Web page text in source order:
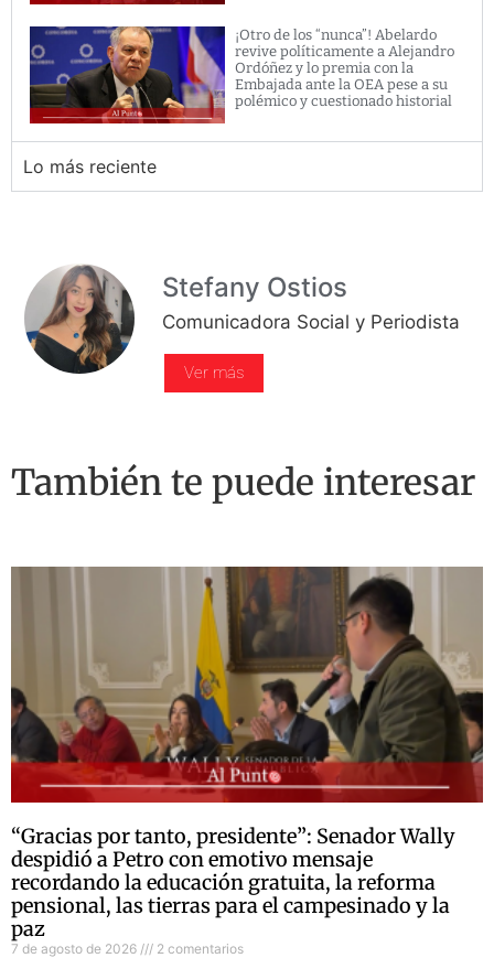
¡Otro de los “nunca”! Abelardo
revive políticamente a Alejandro
Ordóñez y lo premia con la
Embajada ante la OEA pese a su
polémico y cuestionado historial
Lo más reciente
Stefany Ostios
Comunicadora Social y Periodista
Ver más
También te puede interesar
“Gracias por tanto, presidente”: Senador Wally
despidió a Petro con emotivo mensaje
recordando la educación gratuita, la reforma
pensional, las tierras para el campesinado y la
paz
7 de agosto de 2026 2 comentarios